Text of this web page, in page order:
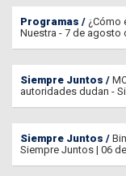
Programas
¿Cómo
Nuestra - 7 de agosto
Siempre Juntos
autoridades dudan -
Siempre Juntos
Siempre Juntos | 06